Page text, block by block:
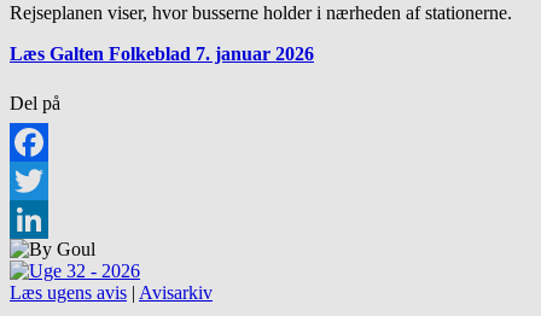
Rejseplanen viser, hvor busserne holder i nærheden af stationerne.
Læs Galten Folkeblad 7. januar 2026
Del på
Facebook
Twitter
LinkedIn
Læs ugens avis | Avisarkiv